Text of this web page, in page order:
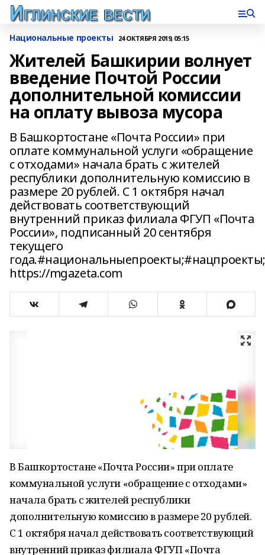
Национальные проекты 24 ОКТЯБРЯ 2019, 05:15
Жителей Башкирии волнует
введение Почтой России
дополнительной комиссии
на оплату вывоза мусора
В Башкортостане «Почта России» при
оплате коммунальной услуги «обращение
с отходами» начала брать с жителей
республики дополнительную комиссию в
размере 20 рублей. С 1 октября начал
действовать соответствующий
внутренний приказ филиала ФГУП «Почта
России», подписанный 20 сентября
текущего
https://mgazeta.com
В Башкортостане «Почта России» при оплате
коммунальной услуги «обращение с отходами»
начала брать с жителей республики
дополнительную комиссию в размере 20 рублей.
С 1 октября начал действовать соответствующий
внутренний приказ филиала ФГУП «Почта